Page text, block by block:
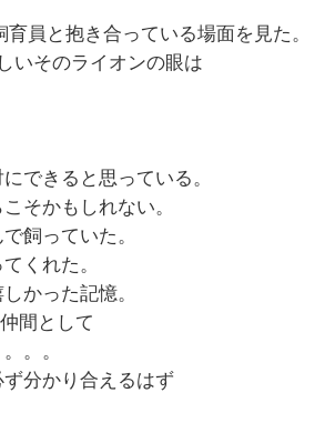
員と抱き合っている場面を見た。
いそのライオンの眼は
できると思っている。
そかもしれない。
飼っていた。
くれた。
かった記憶。
間として
。。
分かり合えるはず